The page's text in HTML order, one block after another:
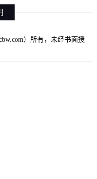
）所有，未经书面授